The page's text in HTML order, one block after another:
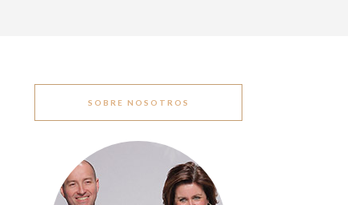
SOBRE NOSOTROS